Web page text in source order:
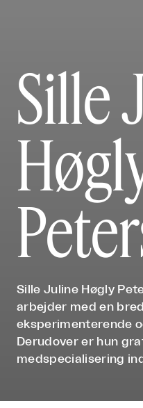
Sille
Sille Juline Høgly
arbejder med en
eksperimenterende
Derudover er hun
medspecialisering